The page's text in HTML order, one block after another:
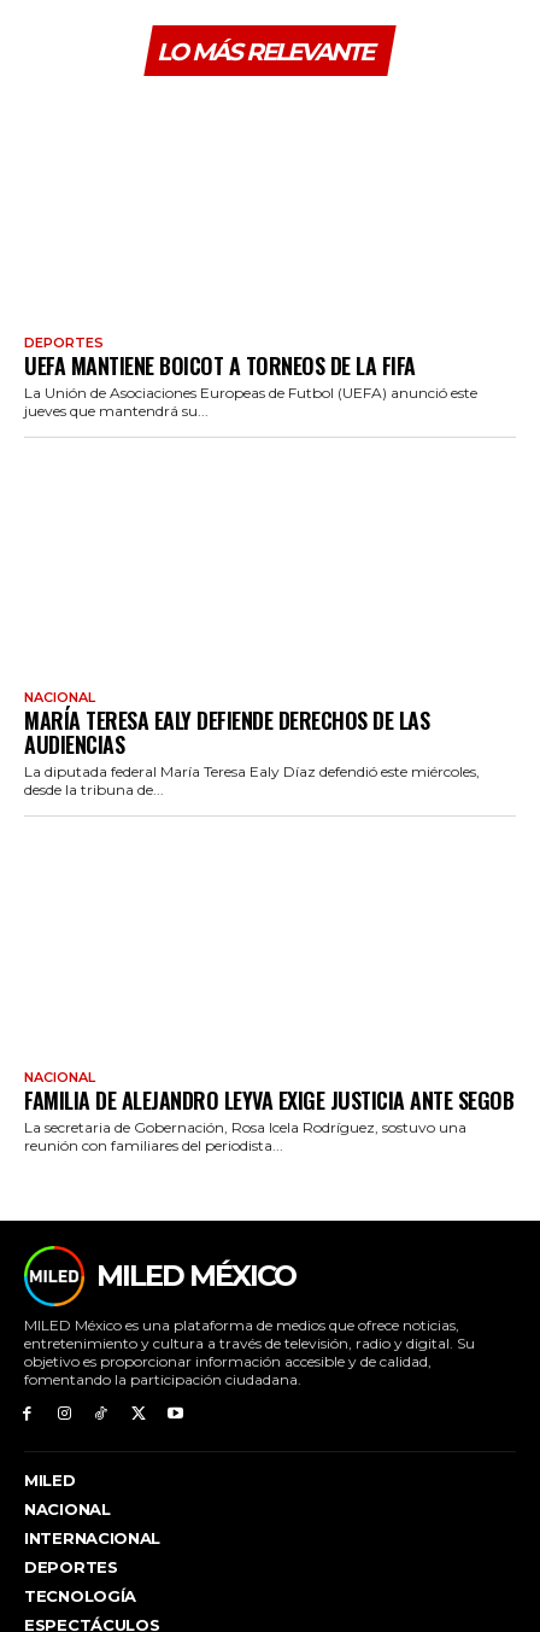
LO MÁS RELEVANTE
DEPORTES
UEFA MANTIENE BOICOT A TORNEOS DE LA FIFA
La Unión de Asociaciones Europeas de Futbol (UEFA) anunció este
jueves que mantendrá su...
NACIONAL
MARÍA TERESA EALY DEFIENDE DERECHOS DE LAS
AUDIENCIAS
La diputada federal María Teresa Ealy Díaz defendió este miércoles,
desde la tribuna de...
NACIONAL
FAMILIA DE ALEJANDRO LEYVA EXIGE JUSTICIA ANTE SEGOB
La secretaria de Gobernación, Rosa Icela Rodríguez, sostuvo una
reunión con familiares del periodista...
MILED MÉXICO
MILED México es una plataforma de medios que ofrece noticias,
entretenimiento y cultura a través de televisión, radio y digital. Su
objetivo es proporcionar información accesible y de calidad,
fomentando la participación ciudadana.
MILED
NACIONAL
INTERNACIONAL
DEPORTES
TECNOLOGÍA
ESPECTÁCULOS